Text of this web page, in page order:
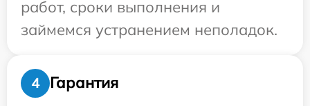
работ, сроки выполнения и
займемся устранением неполадок.
4
Гарантия